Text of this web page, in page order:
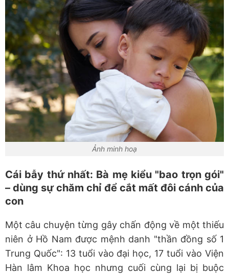
Ảnh minh hoạ
Cái bẫy thứ nhất: Bà mẹ kiểu "bao trọn gói"
– dùng sự chăm chỉ để cắt mất đôi cánh của
con
Một câu chuyện từng gây chấn động về một thiếu
niên ở Hồ Nam được mệnh danh "thần đồng số 1
Trung Quốc": 13 tuổi vào đại học, 17 tuổi vào Viện
Hàn lâm Khoa học nhưng cuối cùng lại bị buộc